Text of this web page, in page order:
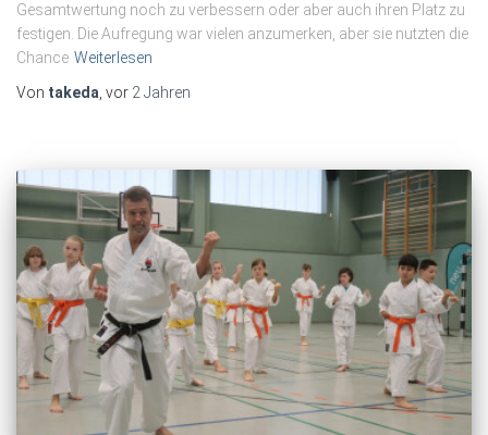
Gesamtwertung noch zu verbessern oder aber auch ihren Platz zu
festigen. Die Aufregung war vielen anzumerken, aber sie nutzten die
Chance Weiterlesen
Von takeda , vor 2 Jahren